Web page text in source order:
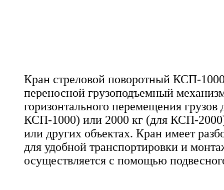
Кран стреловой поворотный КСП-
переносной грузоподъемный
горизонтального перемещения грузов
КСП-1000) или 2000 кг (для КСП-
или других объектах. Кран имеет
для удобной транспортировки и
осуществляется с помощью